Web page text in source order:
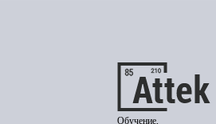
Обучение,